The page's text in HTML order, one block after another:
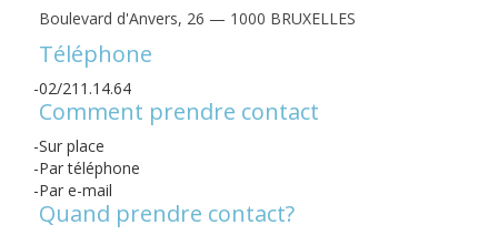
Boulevard d'Anvers, 26 — 1000 BRUXELLES
Téléphone
02/211.14.64
Comment prendre contact
Sur place
Par téléphone
Par e-mail
Quand prendre contact?